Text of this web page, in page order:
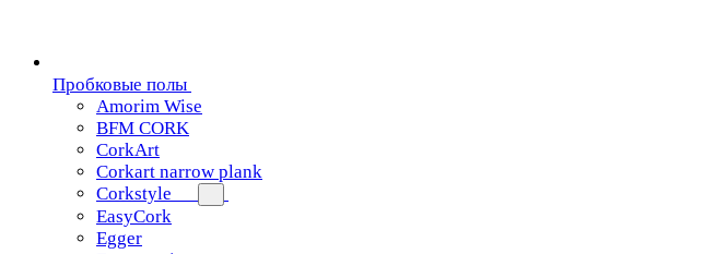
Пробковые полы
Amorim Wise
BFM CORK
CorkArt
Corkart narrow plank
Corkstyle
EasyCork
Egger